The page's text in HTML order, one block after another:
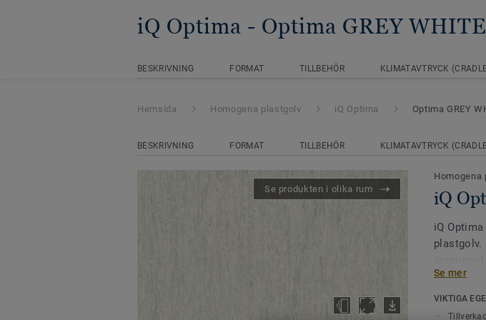
iQ Optima - Optima GREY
BESKRIVNING FORMAT TILLBEHÖR KLIMATAVTRYCK
Hemsida Homogena plastgolv iQ Optima Optima GREY
BESKRIVNING FORMAT TILLBEHÖR KLIMATAVTRYCK
Se produkten i olika rum
Homogena
iQ
iQ
plastgolv.
55 färger.
Se mer
VIKTIGA